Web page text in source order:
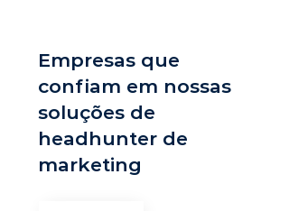
Empresas que
confiam em nossas
soluções de
headhunter de
marketing